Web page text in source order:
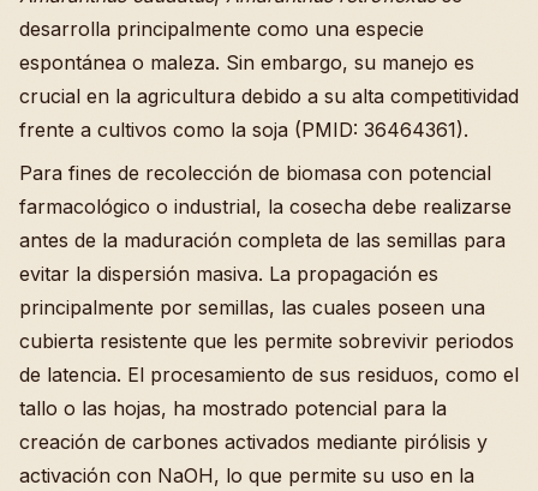
desarrolla principalmente como una especie
espontánea o maleza. Sin embargo, su manejo es
crucial en la agricultura debido a su alta competitividad
frente a cultivos como la soja (PMID: 36464361).
Para fines de recolección de biomasa con potencial
farmacológico o industrial, la cosecha debe realizarse
antes de la maduración completa de las semillas para
evitar la dispersión masiva. La propagación es
principalmente por semillas, las cuales poseen una
cubierta resistente que les permite sobrevivir periodos
de latencia. El procesamiento de sus residuos, como el
tallo o las hojas, ha mostrado potencial para la
creación de carbones activados mediante pirólisis y
activación con NaOH, lo que permite su uso en la